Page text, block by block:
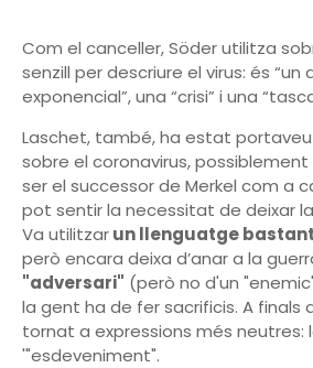
Com el canceller, Söder utilitza
senzill per descriure el virus: és
exponencial”, una “crisi” i una
Laschet, també, ha estat
sobre el coronavirus,
ser el successor de Merkel com a
pot sentir la necessitat de deixar
Va utilitzarun llenguatge
però encara deixa d’anar a la
"adversari" (però no d'un
la gent ha de fer sacrificis. A finals
tornat a expressions més neutres:
'"esdeveniment".